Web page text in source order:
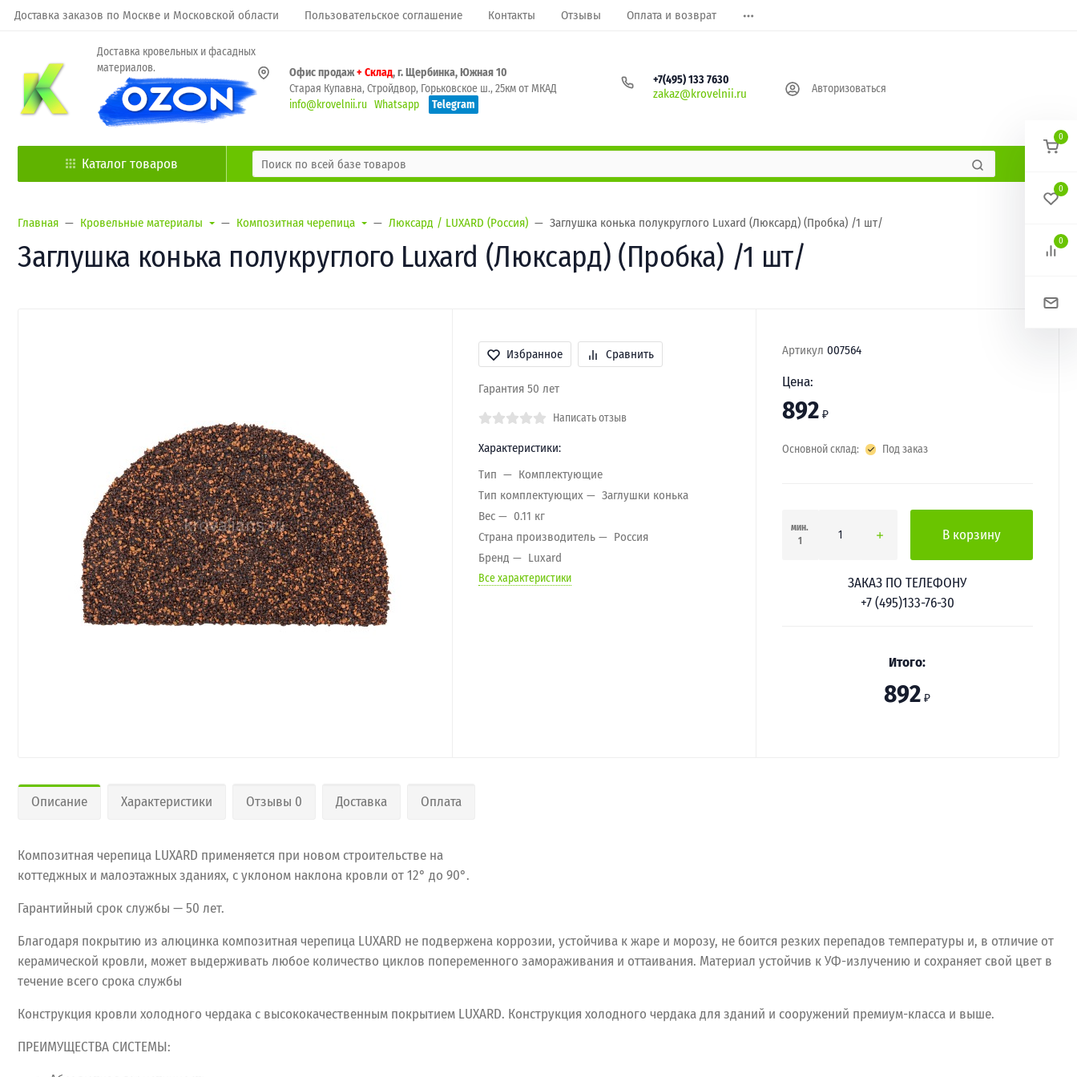
Доставка заказов по Москве и Московской области Пользовательское соглашение Контакты Отзывы Оплата и возврат
Доставка кровельных и фасадных
материалов.
Офис продаж+ Склад, г. Щербинка, Южная 10
Старая Купавна, Стройдвор, Горьковское ш., 25км от МКАД
info@krovelnii.ru Whatsapp Telegram
+7(495) 133 7630
zakaz@krovelnii.ru Авторизоваться
Каталог товаров
Главная Кровельные материалы Композитная черепица Люксард / LUXARD (Россия) Заглушка конька полукруглого Luxard (Люксард) (Пробка) /1 шт/
Заглушка конька полукруглого Luxard (Люксард) (Пробка) /1 шт/
Избранное Сравнить
Гарантия 50 лет
Написать отзыв
Характеристики:
Тип
Комплектующие
Тип комплектующих
Заглушки конька
Вес
0.11 кг
Страна производитель
Россия
Бренд
Luxard
Все характеристики
Артикул 007564
Цена:
892 ₽
Основной склад: Под заказ
мин.
1
В корзину
ЗАКАЗ ПО ТЕЛЕФОНУ
+7 (495)133-76-30
Итого:
892 ₽
Описание Характеристики Отзывы 0 Доставка Оплата
Композитная черепица LUXARD применяется при новом строительстве на
коттеджных и малоэтажных зданиях, с уклоном наклона кровли от 12° до 90°.
Гарантийный срок службы — 50 лет.
Благодаря покрытию из алюцинка композитная черепица LUXARD не подвержена коррозии, устойчива к жаре и морозу, не боится резких перепадов температуры и, в отличие от
керамической кровли, может выдерживать любое количество циклов попеременного замораживания и оттаивания. Материал устойчив к УФ-излучению и сохраняет свой цвет в
течение всего срока службы
Конструкция кровли холодного чердака с высококачественным покрытием LUXARD. Конструкция холодного чердака для зданий и сооружений премиум-класса и выше.
ПРЕИМУЩЕСТВА СИСТЕМЫ:
0
0
0